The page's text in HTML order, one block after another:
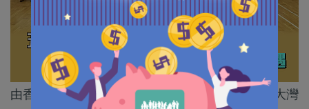
由香港五邑總會主辦的「2026年度第五屆粵港澳大灣